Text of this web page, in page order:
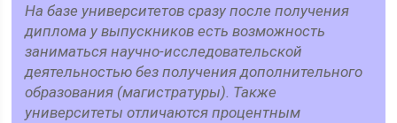
На базе университетов сразу после получения
диплома у выпускников есть возможность
заниматься научно-исследовательской
деятельностью без получения дополнительного
образования (магистратуры). Также
университеты отличаются процентным